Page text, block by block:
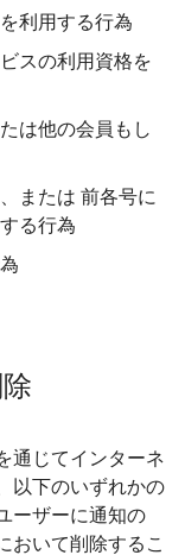
利用する行為
スの利用資格を
は他の会員もし
または 前各号に
る行為
通じてインターネ
以下のいずれかの
ーザーに通知の
おいて削除するこ